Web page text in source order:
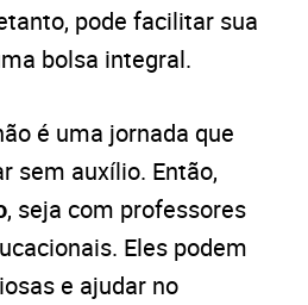
pode facilitar sua
bolsa integral.
é uma jornada que
sem auxílio. Então,
, seja com professores
Eles podem
e ajudar no